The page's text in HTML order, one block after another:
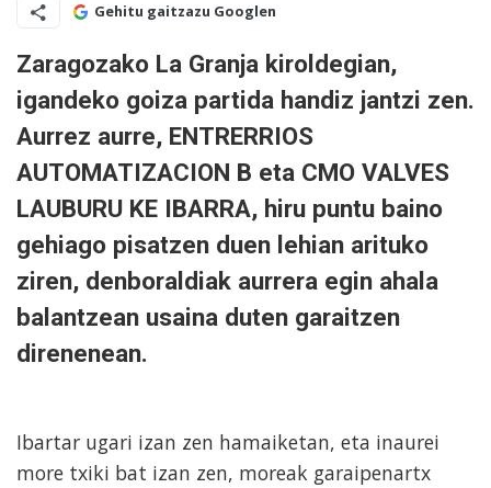
Gehitu gaitzazu Googlen
Zaragozako La Granja kiroldegian,
igandeko goiza partida handiz jantzi zen.
Aurrez aurre, ENTRERRIOS
AUTOMATIZACION B eta CMO VALVES
LAUBURU KE IBARRA, hiru puntu baino
gehiago pisatzen duen lehian arituko
ziren, denboraldiak aurrera egin ahala
balantzean usaina duten garaitzen
direnenean.
Ibartar ugari izan zen hamaiketan, eta inaurei
more txiki bat izan zen, moreak garaipenartx